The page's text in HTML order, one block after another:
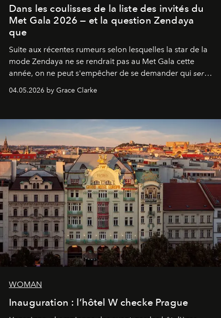
Dans les coulisses de la liste des invités du
Met Gala 2026 — et la question Zendaya
que
Suite aux récentes rumeurs selon lesquelles la star de la
mode Zendaya ne se rendrait pas au Met Gala cette
année, on ne peut s'empêcher de se demander qui sera
04.05.2026 by Grace Clarke
WOMAN
Inauguration : l’hôtel W checke Prague